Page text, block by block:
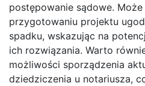
postępowanie sądowe.
przygotowaniu projektu
spadku, wskazując na
ich rozwiązania. Warto
możliwości sporządzenia
dziedziczenia u notariusza,